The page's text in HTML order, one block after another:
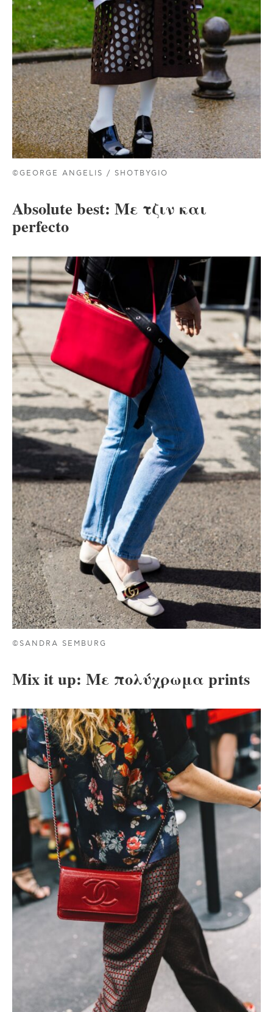
©GEORGE ANGELIS / SHOTBYGIO
Absolute best: Με τζιν και
perfecto
©SANDRA SEMBURG
Mix it up: Με πολύχρωμα prints